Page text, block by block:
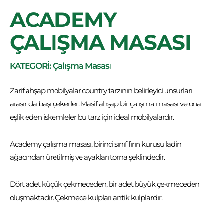
ACADEMY
ÇALIŞMA MASASI
KATEGORİ: Çalışma Masası
Zarif ahşap mobilyalar country tarzının belirleyici unsurları
arasında başı çekerler. Masif ahşap bir çalışma masası ve ona
eşlik eden iskemleler bu tarz için ideal mobilyalardır.
Academy çalışma masası, birinci sınıf fırın kurusu ladin
ağacından üretilmiş ve ayakları torna şeklindedir.
Dört adet küçük çekmeceden, bir adet büyük çekmeceden
oluşmaktadır. Çekmece kulpları antik kulplardır.